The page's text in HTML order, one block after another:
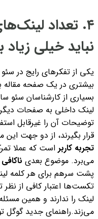
۴. تعداد
نباید خیلی زیاد
یکی از تفکرهای رایج در
بیشتری در یک صفحه مقاله
بسیاری از کارشناسان
لینک داخلی به صفحات
توضیحات آن را غیرقابل
قرار بگیرند، از دو جهت
تجربه کاربر است که عملا
می‌برد. موضوع بعدی
پشت سرهم برای هر کلمه
تکست‌ها اعتبار کافی از
لینک را ندارند و همین
می‌زند.راهنمای جدید